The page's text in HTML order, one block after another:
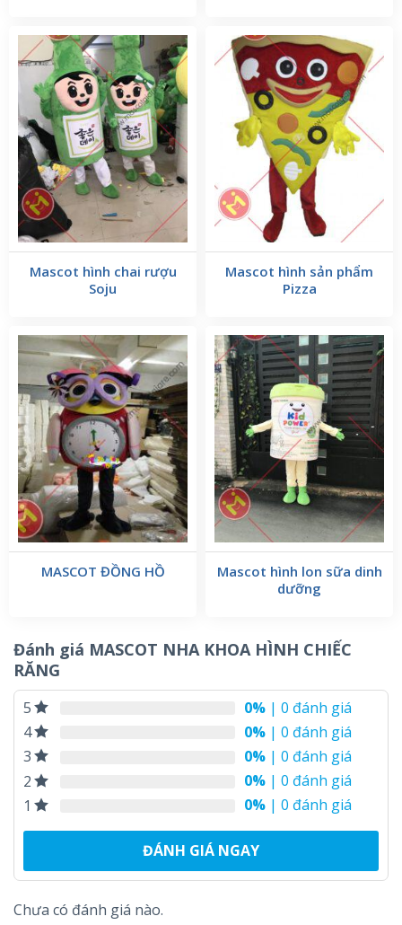
buổi ra mắt dịch vụ mới của doanh nghiệp. Hoặc là các
linh vật dùng để trang trí cho phòng khám.
Thông tin về các mẫu mascot nha khoa:
– Các mẫu mascot nha khoa có hình dáng là một chiếc
răng trắng, biểu hiện cho một hàm răng chắc khoẻ và
khoẻ mạnh. Là điều đầu tiên mà khách hàng có thể tin
tưởng. Các mẫu mascot răng thường sẽ có đầy đủ mắt
mũi miệng và tay chân, dễ dàng tròn việc tương tác với
khách hàng.
– Các biểu cảm trên khuông mặt củamẫu mascot nha
khoa đều được thiết kế dựa trên yêu cầu của doanh
nghiệp, đảm bảo được độ phù hợp và biểu tượng cho
doanh nghiệp. Mang lại những thông điệp tích cực đến
khách hàng và mọi người xung quanh.
–Mascot nha khoacó màu trắng, làm tâm điểm của mỗi
buổi sự kiện và các lễ hội, điểm tô chiếc răng màu trắng
là đôi mắt màu đen lấp lánh hoặc kèm thêm một chút
Mascot hình chai rượu
Soju
Mascot hình sản phẩm
Pizza
MASCOT ĐỒNG HỒ
Mascot hình lon sữa dinh
dưỡng
Đánh giá MASCOT NHA KHOA HÌNH CHIẾC
RĂNG
5 0% | 0 đánh giá
4
0% | 0 đánh giá
3
0% | 0 đánh giá
2
0% | 0 đánh giá
1
0% | 0 đánh giá
ĐÁNH GIÁ NGAY
Chưa có đánh giá nào.